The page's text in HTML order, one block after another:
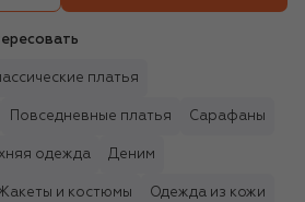
платья
Повседневные платья Сарафаны
одежда Деним
и костюмы Одежда из кожи